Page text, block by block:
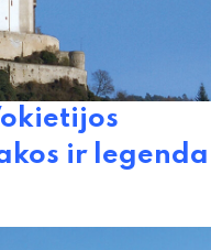
ir legenda